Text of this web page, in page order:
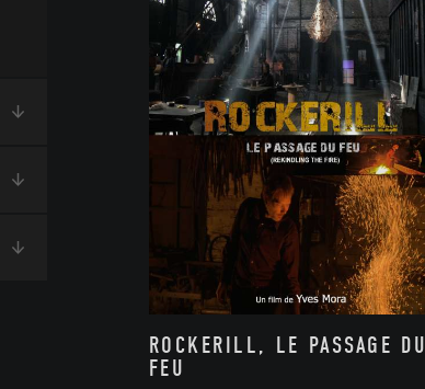
ROCKERILL, LE PASSAGE DU
FEU